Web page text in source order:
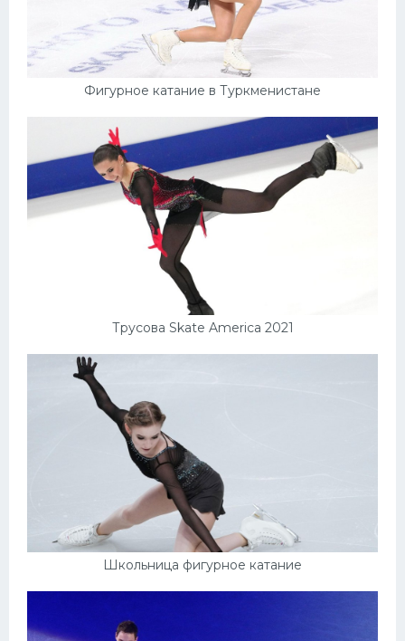
Фигурное катание в Туркменистане
Трусова Skate America 2021
Школьница фигурное катание